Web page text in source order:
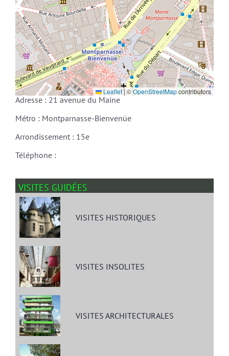
Leaflet| ©OpenStreetMapcontributors
Adresse : 21 avenue du Maine
Métro : Montparnasse-Bienvenüe
Arrondissement : 15e
Téléphone :
VISITES GUIDÉES
VISITES HISTORIQUES
VISITES INSOLITES
VISITES ARCHITECTURALES